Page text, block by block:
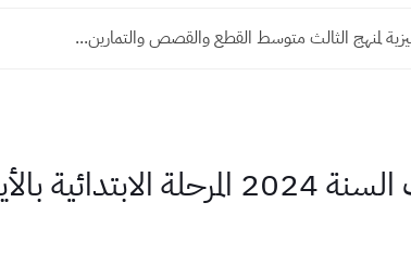
والدقائق